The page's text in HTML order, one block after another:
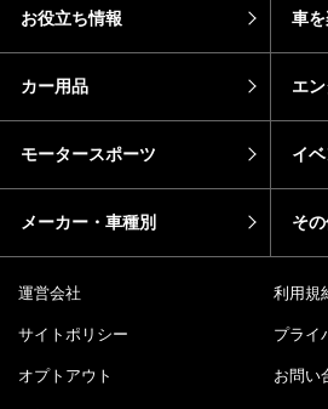
お役立ち情報 車
カー用品 エ
モータースポーツ イ
メーカー・車種別 そ
運営会社 利用規
サイトポリシー プライ
オプトアウト お問い